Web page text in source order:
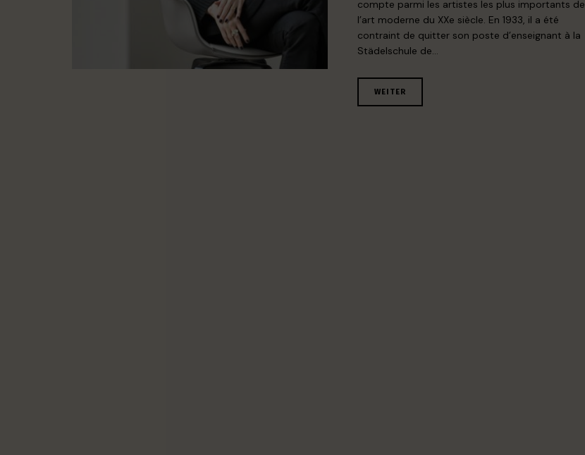
compte parmi les artistes les plus importants de
l’art moderne du XXe siècle. En 1933, il a été
contraint de quitter son poste d’enseignant à la
Städelschule de…
WEITER